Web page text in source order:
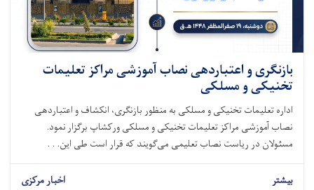
بازنگری و اعتباردهی نصاب آموزشی مراکز تعلیمات
تخنیکی و مسلکی
اداره تعلیمات تخنیکی و مسلکی به منظور بازنگری، انکشاف و اعتباردهی
نصاب آموزشی مراکز تعلیمات تخنیکی و مسلکی ورکشاپ برگزار نمود.
مسئولان در ریاست نصاب تعلیمی می‌گویند که قرار است طی این. . .
بیشتر اخبار مرکزی